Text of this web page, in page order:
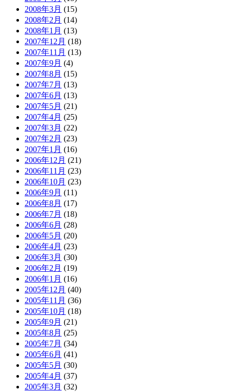
2008年3月 (15)
2008年2月 (14)
2008年1月 (13)
2007年12月 (18)
2007年11月 (13)
2007年9月 (4)
2007年8月 (15)
2007年7月 (13)
2007年6月 (13)
2007年5月 (21)
2007年4月 (25)
2007年3月 (22)
2007年2月 (23)
2007年1月 (16)
2006年12月 (21)
2006年11月 (23)
2006年10月 (23)
2006年9月 (11)
2006年8月 (17)
2006年7月 (18)
2006年6月 (28)
2006年5月 (20)
2006年4月 (23)
2006年3月 (30)
2006年2月 (19)
2006年1月 (16)
2005年12月 (40)
2005年11月 (36)
2005年10月 (18)
2005年9月 (21)
2005年8月 (25)
2005年7月 (34)
2005年6月 (41)
2005年5月 (30)
2005年4月 (37)
2005年3月 (32)